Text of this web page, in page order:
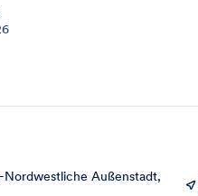
Außenstadt,